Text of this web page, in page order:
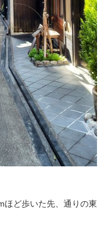
ほど歩いた先、通りの東